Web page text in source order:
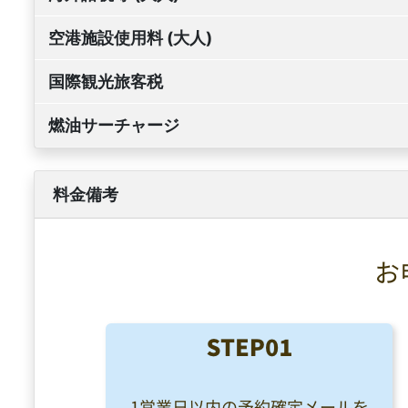
空港施設使用料 (大人)
国際観光旅客税
燃油サーチャージ
料金備考